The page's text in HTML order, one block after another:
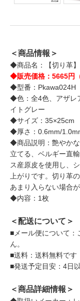
＜商品情報＞
◆商品名：【切り革
◆販売価格：5665円（
◆型番：Pkawa024H
◆色：全4色、アザレ
イトグレー
◆サイズ：35×25cm
◆厚さ：0.6mm/
◆商品説明：艶やか
立てる、ベルギー直
ス産原皮を使用し、
上がりです。切り革
あまり入らない場合が
◆内容：1枚
＜配送について＞
■メール便について：
ん。
■送料：送料無料です
■発送予定目安：4日
＜商品詳細情報＞